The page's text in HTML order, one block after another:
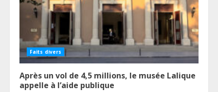
Faits divers
Après un vol de 4,5 millions, le musée Lalique
appelle à l’aide publique